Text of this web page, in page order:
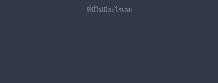
ที่นี่ไม่มีอะไรเลย